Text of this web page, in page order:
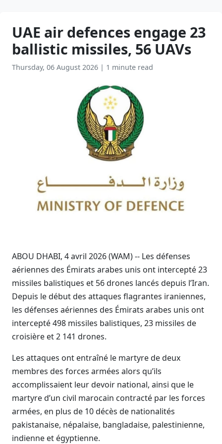
UAE air defences engage 23
ballistic missiles, 56 UAVs
Thursday, 06 August 2026 | 1 minute read
ABOU DHABI, 4 avril 2026 (WAM) -- Les défenses
aériennes des Émirats arabes unis ont intercepté 23
missiles balistiques et 56 drones lancés depuis l’Iran.
Depuis le début des attaques flagrantes iraniennes,
les défenses aériennes des Émirats arabes unis ont
intercepté 498 missiles balistiques, 23 missiles de
croisière et 2 141 drones.
Les attaques ont entraîné le martyre de deux
membres des forces armées alors qu’ils
accomplissaient leur devoir national, ainsi que le
martyre d’un civil marocain contracté par les forces
armées, en plus de 10 décès de nationalités
pakistanaise, népalaise, bangladaise, palestinienne,
indienne et égyptienne.